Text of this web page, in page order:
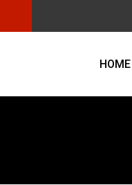
HOME